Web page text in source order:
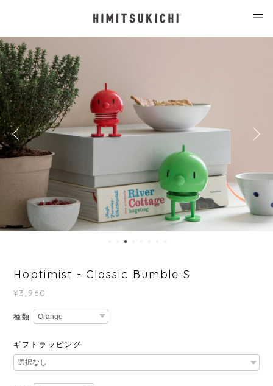
Hoptimist - Classic Bumble S
¥3,960
種類
ギフトラッピング